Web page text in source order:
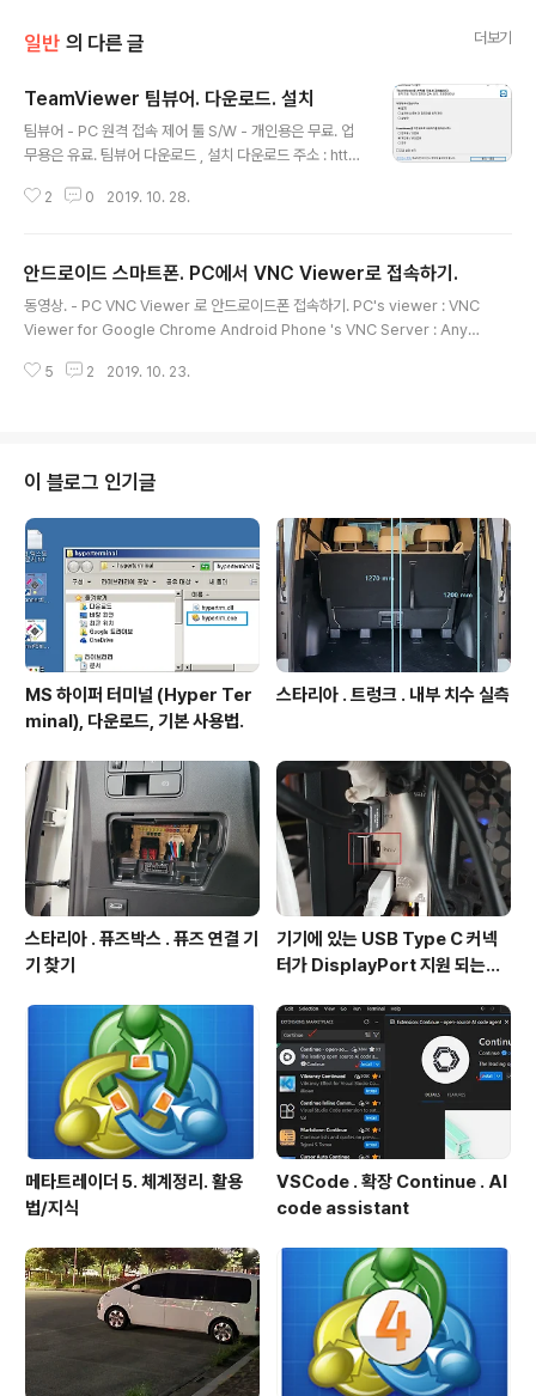
일반 의 다른 글 더보기
TeamViewer 팀뷰어. 다운로드. 설치
팀뷰어 - PC 원격 접속 제어 툴 S/W - 개인용은 무료. 업
무용은 유료. 팀뷰어 다운로드 , 설치 다운로드 주소 : http
드 한 설치파일 실행하면 설치 완료. TeamViewer – 원격
결하고 원격 지원 및 온라인 협업을 제공할 수 있습니다 ➤
개인용은 무료입니다! www.teamviewer.com 설치과
정중에 보이는 옵션 위 옵션에서 보이는 마지막 고급설정
치등의 고급 옵션이 보인다. 단순히 원격 PC 접속하는데는
2 0 2019. 10. 28.
안드로이드 스마트폰. PC에서 VNC Viewer로 접속하기.
동영상. - PC VNC Viewer 로 안드로이드폰 접속하기. PC's viewer : VNC
Viewer for Google Chrome Android Phone 's VNC Server : Anyth
0월 23일 본 글 단축주소 : https://igotit.tistory.com/1779
5 2 2019. 10. 23.
이 블로그 인기글
MS 하이퍼 터미널 (Hyper Ter
minal), 다운로드, 기본 사용법.
스타리아 . 트렁크 . 내부 치수 실측
스타리아 . 퓨즈박스 . 퓨즈 연결 기
기 찾기
기기에 있는 USB Type C 커넥
터가 DisplayPort 지원 되는지
메타트레이더 5. 체계정리. 활용
법/지식
VSCode . 확장 Continue . AI
code assistant